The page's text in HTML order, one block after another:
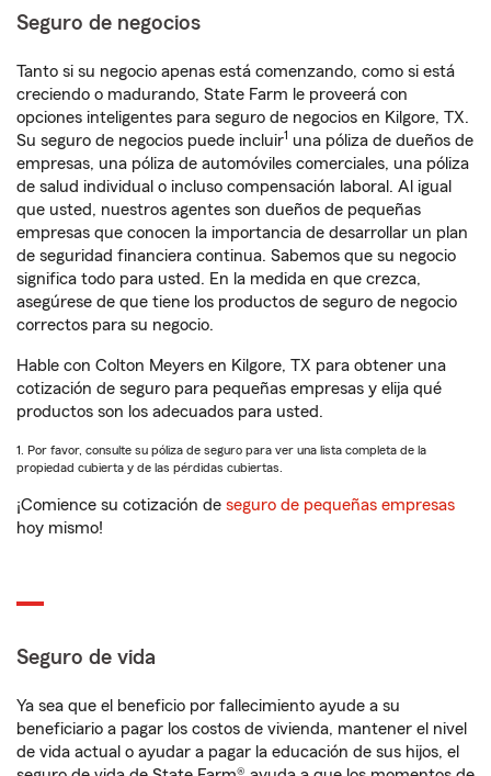
Seguro de negocios
Tanto si su negocio apenas está comenzando, como si está
creciendo o madurando, State Farm le proveerá con
opciones inteligentes para seguro de negocios en Kilgore, TX.
Su seguro de negocios puede incluir1 una póliza de dueños de
empresas, una póliza de automóviles comerciales, una póliza
de salud individual o incluso compensación laboral. Al igual
que usted, nuestros agentes son dueños de pequeñas
empresas que conocen la importancia de desarrollar un plan
de seguridad financiera continua. Sabemos que su negocio
significa todo para usted. En la medida en que crezca,
asegúrese de que tiene los productos de seguro de negocio
correctos para su negocio.
Hable con Colton Meyers en Kilgore, TX para obtener una
cotización de seguro para pequeñas empresas y elija qué
productos son los adecuados para usted.
1. Por favor, consulte su póliza de seguro para ver una lista completa de la
propiedad cubierta y de las pérdidas cubiertas.
¡Comience su cotización de seguro de pequeñas empresas
hoy mismo!
Seguro de vida
Ya sea que el beneficio por fallecimiento ayude a su
beneficiario a pagar los costos de vivienda, mantener el nivel
de vida actual o ayudar a pagar la educación de sus hijos, el